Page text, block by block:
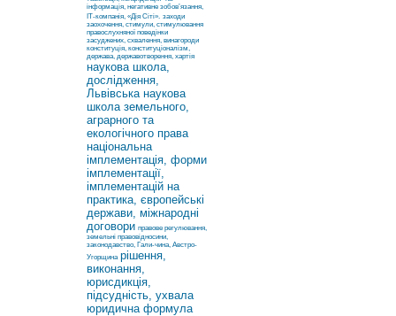
інформація, негативне зобов’язання,
ІТ-компанія, «Дія Сіті». заходи
заохочення, стимули, стимулювання
правослухняної поведінки
засуджених, схвалення, винагороди
конституція, конституціоналізм,
держава, державотворення, хартія
наукова школа,
дослідження,
Львівська наукова
школа земельного,
аграрного та
екологічного права
національна
імплементація, форми
імплементації,
імплементацій на
практика, європейські
держави, міжнародні
договори правове регулювання,
земельні правовідносини,
законодавство, Гали-чина, Австро-
Угорщина рішення,
виконання,
юрисдикція,
підсудність, ухвала
юридична формула